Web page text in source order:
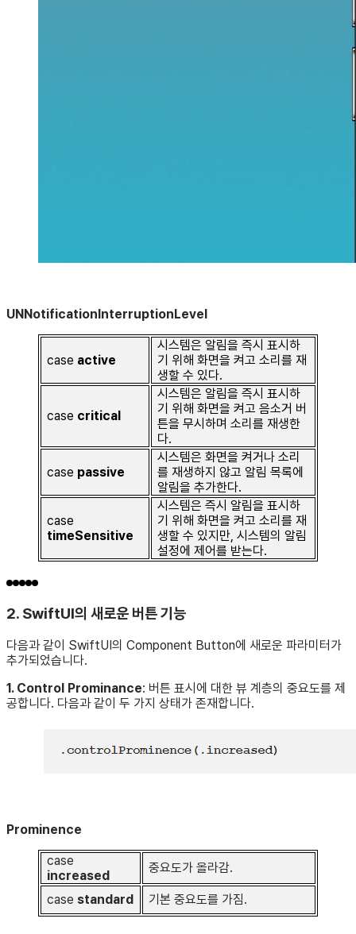
UNNotificationInterruptionLevel
case active
시스템은 알림을 즉시 표시하
기 위해 화면을 켜고 소리를 재
생할 수 있다.
case critical
시스템은 알림을 즉시 표시하
기 위해 화면을 켜고 음소거 버
튼을 무시하며 소리를 재생한
다.
case passive
시스템은 화면을 켜거나 소리
를 재생하지 않고 알림 목록에
알림을 추가한다.
case
timeSensitive
시스템은 즉시 알림을 표시하
기 위해 화면을 켜고 소리를 재
생할 수 있지만, 시스템의 알림
설정에 제어를 받는다.
2. SwiftUI의 새로운 버튼 기능
다음과 같이 SwiftUI의 Component Button에 새로운 파라미터가
추가되었습니다.
1. Control Prominance: 버튼 표시에 대한 뷰 계층의 중요도를 제
공합니다. 다음과 같이 두 가지 상태가 존재합니다.
Prominence
case
increased
중요도가 올라감.
casestandard 기본 중요도를 가짐.